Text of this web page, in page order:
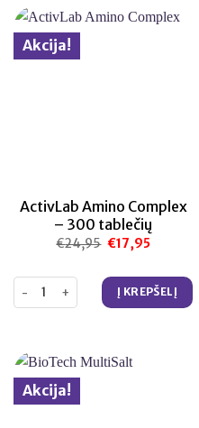
Akcija!
ActivLab Amino Complex
– 300 tablečių
€24,95 Original
price
€24,95.
€17,95
€17,95.
produkto kiekis: ActivLab
Į KREPŠELĮ
Akcija!